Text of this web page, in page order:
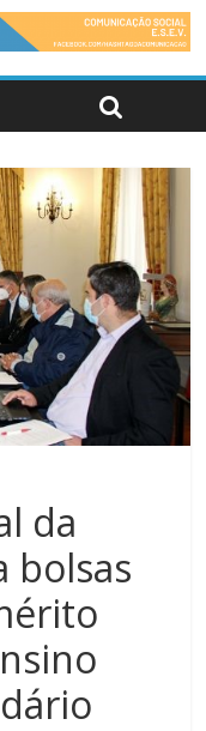
da
bolsas